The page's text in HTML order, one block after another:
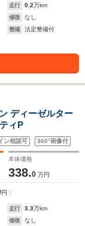
走行 0.2万km
修復
なし
整備
法定整備付
ディーゼルター
ィP
ン相談可 360°画像付
本体価格
338.0 万円
円
走行 3.3万km
修復
なし